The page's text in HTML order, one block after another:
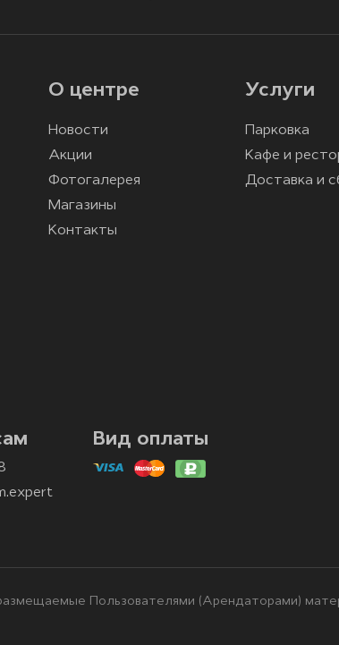
О центре
Новости
Акции
Фотогалерея
Магазины
Контакты
Услуги
Парковка
Кафе и
Доставка и
Вид оплаты
Пользователями (Арендаторами)